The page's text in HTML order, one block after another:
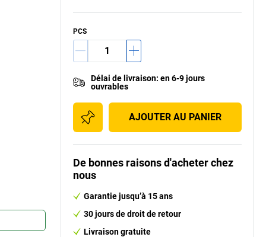
PCS
Délai de livraison: en 6-9 jours
ouvrables
AJOUTER AU PANIER
De bonnes raisons d'acheter chez
nous
Garantie jusqu’à 15 ans
30 jours de droit de retour
Livraison gratuite